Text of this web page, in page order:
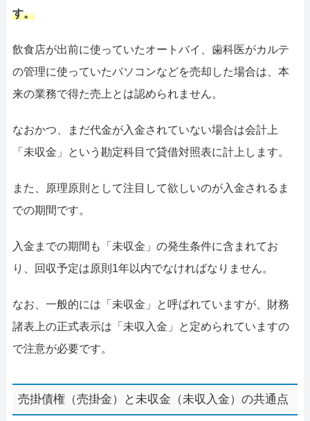
す。
飲食店が出前に使っていたオートバイ、歯科医がカルテ
の管理に使っていたパソコンなどを売却した場合は、本
来の業務で得た売上とは認められません。
なおかつ、まだ代金が入金されていない場合は会計上
「未収金」という勘定科目で貸借対照表に計上します。
また、原理原則として注目して欲しいのが入金されるま
での期間です。
入金までの期間も「未収金」の発生条件に含まれてお
り、回収予定は原則1年以内でなければなりません。
なお、一般的には「未収金」と呼ばれていますが、財務
諸表上の正式表示は「未収入金」と定められていますの
で注意が必要です。
売掛債権（売掛金）と未収金（未収入金）の共通点